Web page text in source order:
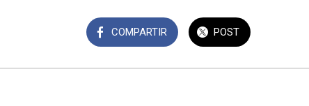
COMPARTIR POST